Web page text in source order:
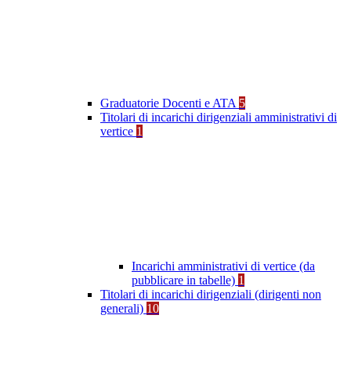
Graduatorie Docenti e ATA 5
Titolari di incarichi dirigenziali amministrativi di
vertice 1
Incarichi amministrativi di vertice (da
pubblicare in tabelle) 1
Titolari di incarichi dirigenziali (dirigenti non
generali) 10